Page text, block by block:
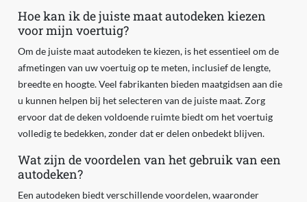
Hoe kan ik de juiste maat autodeken kiezen
voor mijn voertuig?
Om de juiste maat autodeken te kiezen, is het essentieel om de
afmetingen van uw voertuig op te meten, inclusief de lengte,
breedte en hoogte. Veel fabrikanten bieden maatgidsen aan die
u kunnen helpen bij het selecteren van de juiste maat. Zorg
ervoor dat de deken voldoende ruimte biedt om het voertuig
volledig te bedekken, zonder dat er delen onbedekt blijven.
Wat zijn de voordelen van het gebruik van een
autodeken?
Een autodeken biedt verschillende voordelen, waaronder